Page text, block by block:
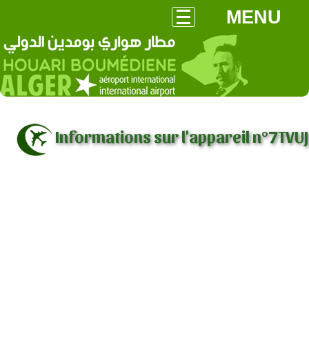
MENU
Informations sur l'appareil n°7TVUJ